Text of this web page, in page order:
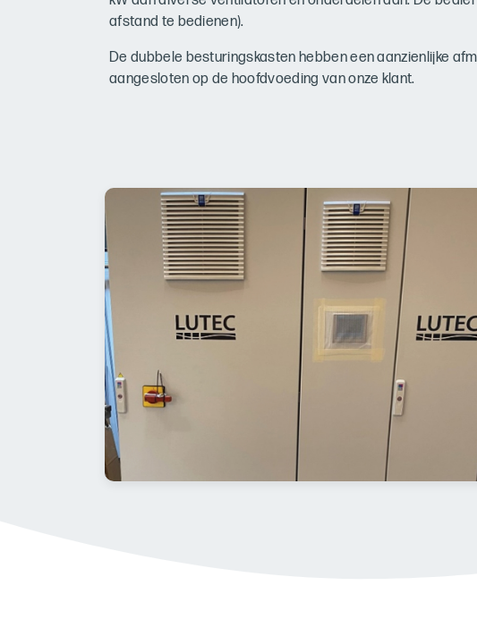
afstand te bedienen).
De dubbele besturingskasten hebben een aanzienlijke
aangesloten op de hoofdvoeding van onze klant.